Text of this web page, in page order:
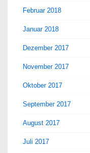
Februar 2018
Januar 2018
Dezember 2017
November 2017
Oktober 2017
September 2017
August 2017
Juli 2017